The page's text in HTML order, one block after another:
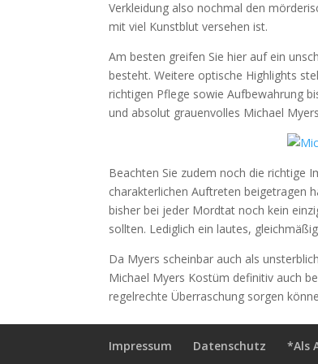
Verkleidung also nochmal den
mit viel Kunstblut versehen ist.
Am besten greifen Sie hier auf ein
besteht. Weitere optische Highlights
richtigen Pflege sowie Aufbewahrung
und absolut grauenvolles Michael
Beachten Sie zudem noch die richtige
charakterlichen Auftreten beigetragen
bisher bei jeder Mordtat noch kein
sollten. Lediglich ein lautes,
Da Myers scheinbar auch als
Michael Myers Kostüm definitiv auch
regelrechte Überraschung sorgen
Impressum Datenschutz *Als